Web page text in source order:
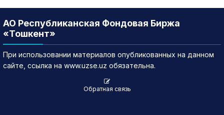
АО Республиканская Фондовая Биржа
«Тошкент»
При использовании материалов опубликованных на данном
сайте, ссылка на www.uzse.uz обязательна.
Обратная связь